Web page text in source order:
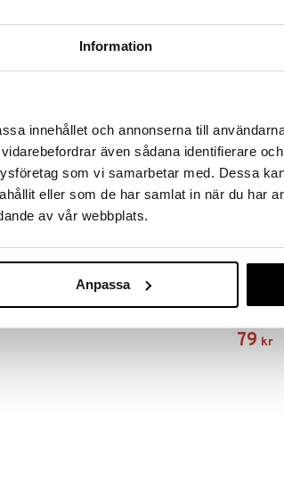
Information
innehållet och annonserna till
även sådana identifierare
som vi samarbetar med. Dessa
eller som de har samlat in när du har
av vår webbplats.
Anpassa
roll onmed naturligt antibakteriella
fräscha nyponrosor. Certifierad av
Zea Mays Starch*,
Alum, Cetyl Alcohol,
Canina Fruit Extract*, Rosa
Bark Extract, Beta-Sitosterol,
4 Caprate, Tocopherol, Sodium
Limonene, Linalool. (* =
total. 72 % organic of total minus
ORGANIC certified by
89 kr
79 kr